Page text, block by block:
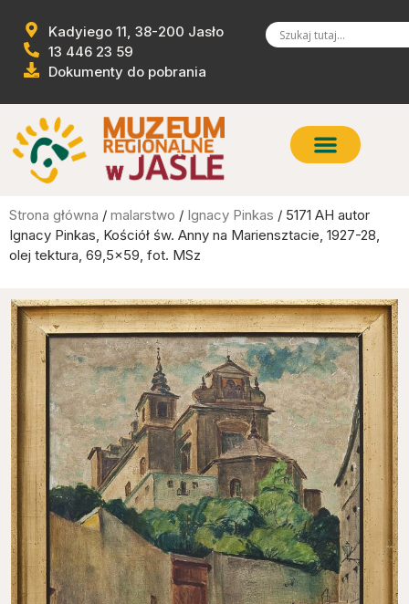
Kadyiego 11, 38-200 Jasło
13 446 23 59
Dokumenty do pobrania
Strona główna / malarstwo / Ignacy Pinkas / 5171 AH autor
Ignacy Pinkas, Kościół św. Anny na Mariensztacie, 1927-28,
olej tektura, 69,5×59, fot. MSz